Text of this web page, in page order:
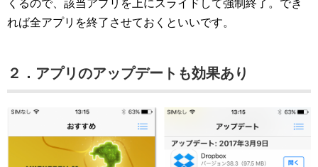
くるので、該当アプリを上にスライドして強制終了。でき
れば全アプリを終了させておくといいです。
２．アプリのアップデートも効果あり